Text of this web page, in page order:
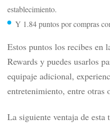
establecimiento.
Y 1.84 puntos por compras
Estos puntos los recibes en
Rewards y puedes usarlos
equipaje adicional,
entretenimiento, entre otras
La siguiente ventaja de esta